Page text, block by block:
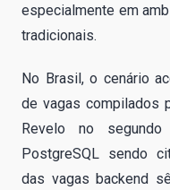
especialmente em
tradicionais.
No Brasil, o cenário
de vagas compilados
Revelo no
PostgreSQL sendo
das vagas backend